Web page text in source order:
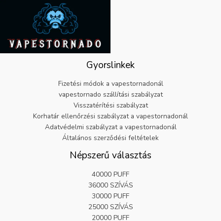
.€
2
5
9
€
5
.
Gyorslinkek
Fizetési módok a vapestornadonál
vapestornado szállítási szabályzat
Visszatérítési szabályzat
Korhatár ellenőrzési szabályzat a vapestornadonál
Adatvédelmi szabályzat a vapestornadonál
Általános szerződési feltételek
Népszerű választás
40000 PUFF
36000 SZÍVÁS
30000 PUFF
25000 SZÍVÁS
20000 PUFF